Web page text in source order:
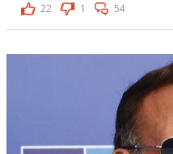
22
1 54